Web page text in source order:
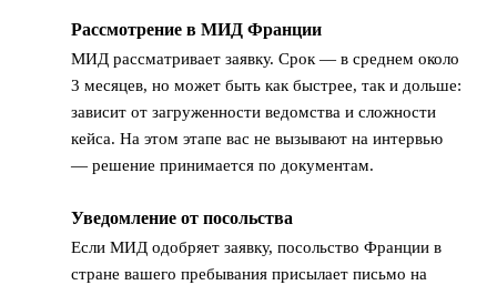
Рассмотрение в МИД Франции
МИД рассматривает заявку. Срок — в среднем около
3 месяцев, но может быть как быстрее, так и дольше:
зависит от загруженности ведомства и сложности
кейса. На этом этапе вас не вызывают на интервью
— решение принимается по документам.
Уведомление от посольства
Если МИД одобряет заявку, посольство Франции в
стране вашего пребывания присылает письмо на